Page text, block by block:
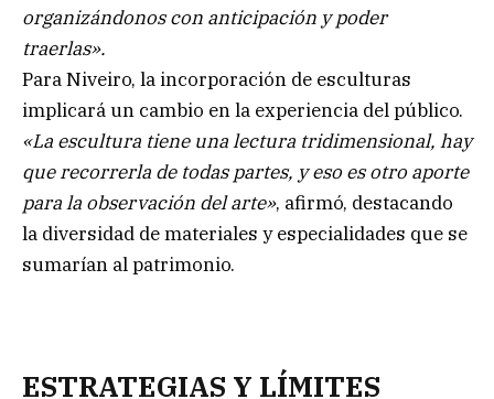
organizándonos con anticipación y poder
traerlas».
Para Niveiro, la incorporación de esculturas
implicará un cambio en la experiencia del público.
«La escultura tiene una lectura tridimensional, hay
que recorrerla de todas partes, y eso es otro aporte
para la observación del arte», afirmó, destacando
la diversidad de materiales y especialidades que se
sumarían al patrimonio.
ESTRATEGIAS Y LÍMITES